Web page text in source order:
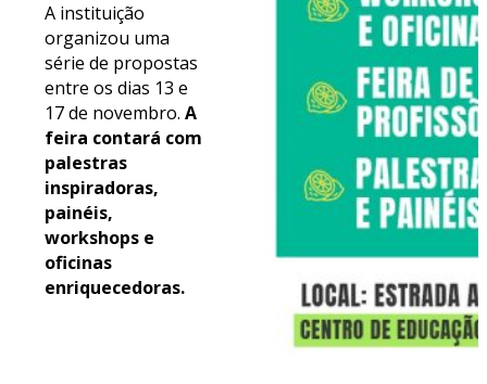
A instituição
organizou uma
série de propostas
entre os dias 13 e
17 de novembro. A
feira contará com
palestras
inspiradoras,
painéis,
workshops e
oficinas
enriquecedoras.